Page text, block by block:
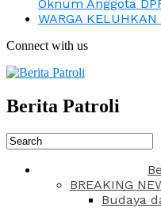
Oknum Anggota
WARGA
Connect with us
Berita Patroli
BREAKING
Budaya